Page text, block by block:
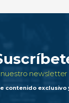
newsletter
contenido exclusivo